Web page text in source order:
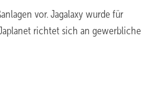
vor. Jagalaxy wurde für
richtet sich an gewerbliche